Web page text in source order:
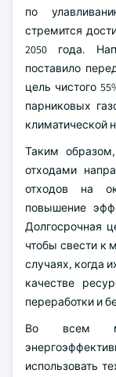
по
стремится
2050 года.
поставило
цель чистого
парниковых
климатической
Таким
отходами
отходов на
повышение
Долгосрочная
чтобы свести к
случаях, когда
качестве
переработки и
Во всем
использовать